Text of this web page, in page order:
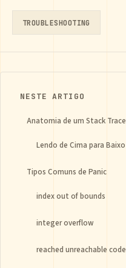
TROUBLESHOOTING
NESTE ARTIGO
Anatomia de um Stack Trace
Lendo de Cima para Baixo
Tipos Comuns de Panic
index out of bounds
integer overflow
reached unreachable code